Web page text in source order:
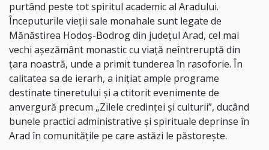
purtând peste tot spiritul academic al Aradului.
Începuturile vieții sale monahale sunt legate de
Mănăstirea Hodoș-Bodrog din județul Arad, cel mai
vechi așezământ monastic cu viață neîntreruptă din
țara noastră, unde a primit tunderea în rasoforie. În
calitatea sa de ierarh, a inițiat ample programe
destinate tineretului și a ctitorit evenimente de
anvergură precum „Zilele credinței și culturii”, ducând
bunele practici administrative și spirituale deprinse în
Arad în comunitățile pe care astăzi le păstorește.